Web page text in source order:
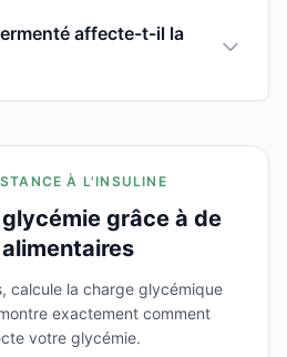
affecte-t-il la
À L'INSULINE
grâce à de
calcule la charge glycémique
exactement comment
votre glycémie.